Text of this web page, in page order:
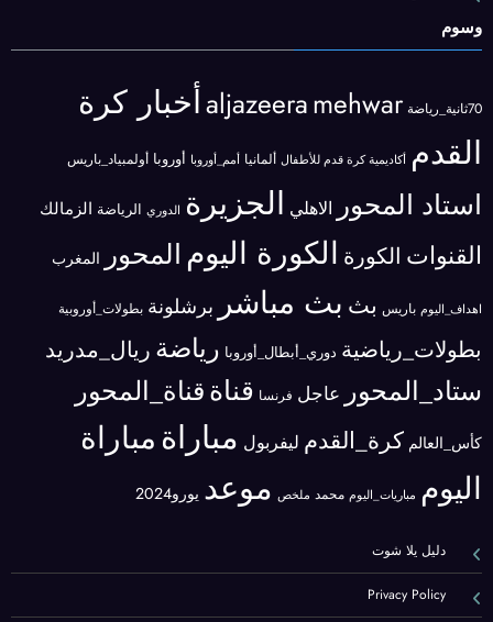
وسوم
70ثانية_رياضة aljazeeramehwar
أخبار كرة
القدم أكاديمية كرة قدم للأطفال ألمانيا أمم_أوروبا أوروبا أولمبياد_باريس
استاد المحور الاهلي الجزيرة الدوري الرياضة الزمالك
القنوات الكورة الكورة اليوم المحور المغرب
اهداف_اليوم باريس بث بث مباشر برشلونة بطولات_أوروبية
بطولات_رياضية دوري_أبطال_أوروبا رياضة ريال_مدريد
ستاد_المحور عاجل فرنسا قناةقناة_المحور
كأس_العالم كرة_القدم ليفربول مباراةمباراة
اليوم مباريات_اليوم محمد ملخص موعد يورو2024
دليل يلا شوت
Privacy Policy